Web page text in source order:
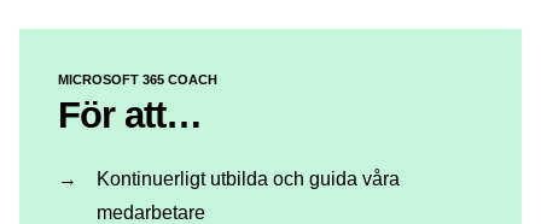
MICROSOFT 365 COACH
För att…
Kontinuerligt utbilda och guida våra
medarbetare